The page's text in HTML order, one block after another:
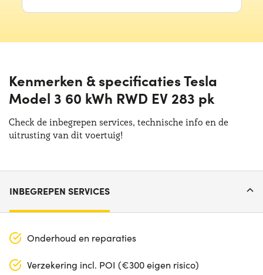
Kenmerken & specificaties Tesla
Model 3 60 kWh RWD EV 283 pk
Check de inbegrepen services, technische info en de
uitrusting van dit voertuig!
INBEGREPEN SERVICES
Onderhoud en reparaties
Verzekering incl. POI (€300 eigen risico)